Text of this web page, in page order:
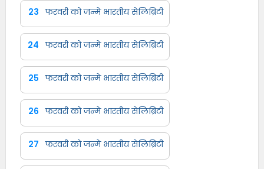
23 फरवरी को जन्मे भारतीय सेलिब्रिटी
24 फरवरी को जन्मे भारतीय सेलिब्रिटी
25 फरवरी को जन्मे भारतीय सेलिब्रिटी
26 फरवरी को जन्मे भारतीय सेलिब्रिटी
27 फरवरी को जन्मे भारतीय सेलिब्रिटी